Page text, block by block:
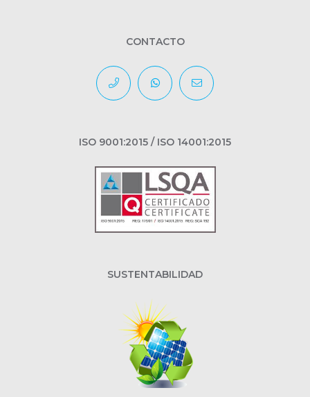
CONTACTO
ISO 9001:2015 / ISO 14001:2015
SUSTENTABILIDAD